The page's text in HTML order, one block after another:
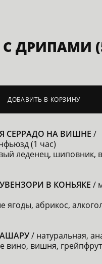
С ДРИПАМИ
ДОБАВИТЬ В КОРЗИНУ
СЕРРАДО НА ВИШНЕ /
(1 час)
леденец, шиповник,
В КОНЬЯКЕ /
ягоды, абрикос,
/ натуральная,
вино, вишня,